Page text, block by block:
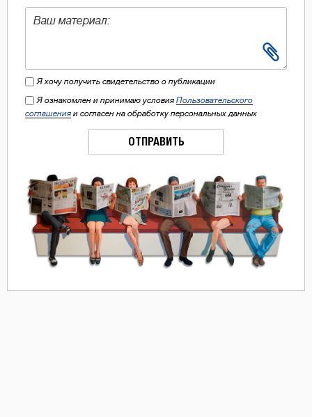
Я хочу получить свидетельство о публикации
Я ознакомлен и принимаю условия Пользовательского
соглашения и согласен на обработку персональных данных
ОТПРАВИТЬ